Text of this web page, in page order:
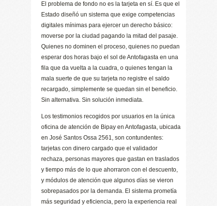
El problema de fondo no es la tarjeta en sí. Es que el
Estado diseñó un sistema que exige competencias
digitales mínimas para ejercer un derecho básico:
moverse por la ciudad pagando la mitad del pasaje.
Quienes no dominen el proceso, quienes no puedan
esperar dos horas bajo el sol de Antofagasta en una
fila que da vuelta a la cuadra, o quienes tengan la
mala suerte de que su tarjeta no registre el saldo
recargado, simplemente se quedan sin el beneficio.
Sin alternativa. Sin solución inmediata.
Los testimonios recogidos por usuarios en la única
oficina de atención de Bipay en Antofagasta, ubicada
en José Santos Ossa 2561, son contundentes:
tarjetas con dinero cargado que el validador
rechaza, personas mayores que gastan en traslados
y tiempo más de lo que ahorraron con el descuento,
y módulos de atención que algunos días se vieron
sobrepasados por la demanda. El sistema prometía
más seguridad y eficiencia, pero la experiencia real